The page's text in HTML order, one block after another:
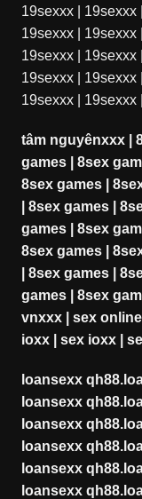
19sexxx
19sexxx
19sexxx
19sexxx
19sexxx
19sexxx
19sexxx
19sexxx
19sexxx
19sexxx
tâm nguyênxxx
games| 8sex
8sex games|
8sex games|
games| 8sex
8sex games|
8sex games|
games| 8sex
vnxxx| sex online
ioxx| sex ioxx|
loansexx
loansexx
loansexx
loansexx
loansexx
loansexx